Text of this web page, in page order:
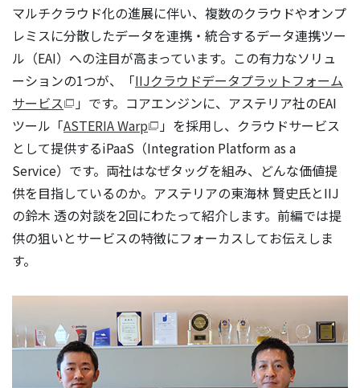
マルチクラウド化の進展に伴い、複数のクラウドやオンプ
レミスに分散したデータを連携・統合するデータ連携ツー
ル（EAI）への注目が高まっています。この有力なソリュ
ーションの1つが、「IIJクラウドデータプラットフォーム
サービス
」です。コアエンジンに、アステリア社のEAI
ツール「ASTERIA Warp
」を採用し、クラウドサービス
として提供するiPaaS（Integration Platform as a
Service）です。両社はなぜタッグを組み、どんな価値提
供を目指しているのか。アステリアの東海林 賢史氏とIIJ
の鈴木 透の対談を2回にわたって紹介します。前編では提
供の狙いとサービスの特徴にフォーカスしてお伝えしま
す。